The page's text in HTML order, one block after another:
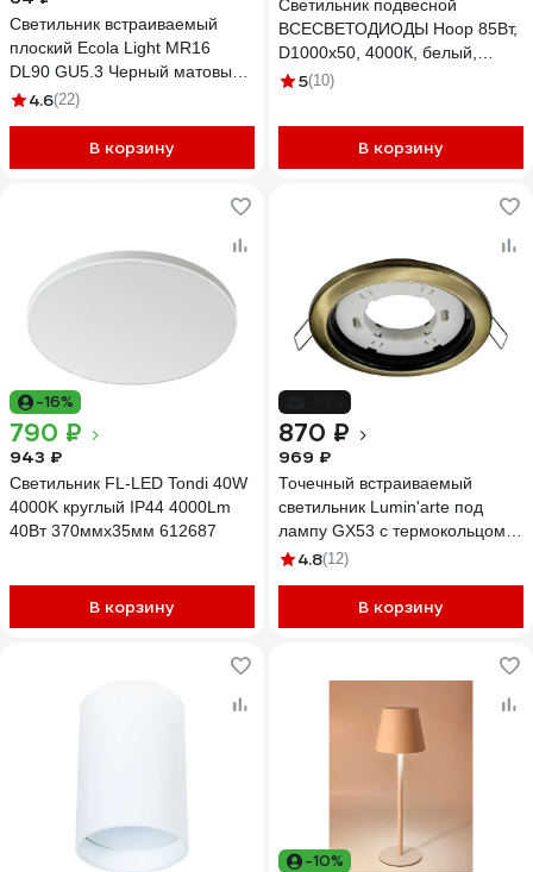
Светильник встраиваемый
плоский Ecola Light MR16
DL90 GU5.3 Черный матовый
30x80 (кd74) FU1611EFY
4.6(22)
В корзину
Светильник подвесной
ВСЕСВЕТОДИОДЫ Hoop 85Вт,
D1000x50, 4000К, белый,
подвесной, IP40 vs-ds-Hoop-
5(10)
В корзину
-16%
790 ₽
943 ₽
Светильник FL-LED Tondi 40W
4000K круглый IP44 4000Lm
40Вт 370ммx35мм 612687
В корзину
870 ₽
969 ₽
Точечный встраиваемый
светильник Lumin'arte под
лампу GX53 с термокольцом
античное золото (10 шт в
GX53/01MG
4.8(12)
В корзину
-10%